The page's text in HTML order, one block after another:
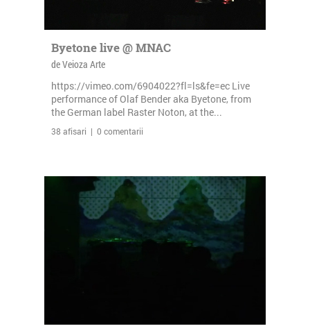
Byetone live @ MNAC
de Veioza Arte
https://vimeo.com/6904022?fl=ls&fe=ec Live
performance of Olaf Bender aka Byetone, from
the German label Raster Noton, at the...
38 afisari | 0 comentarii